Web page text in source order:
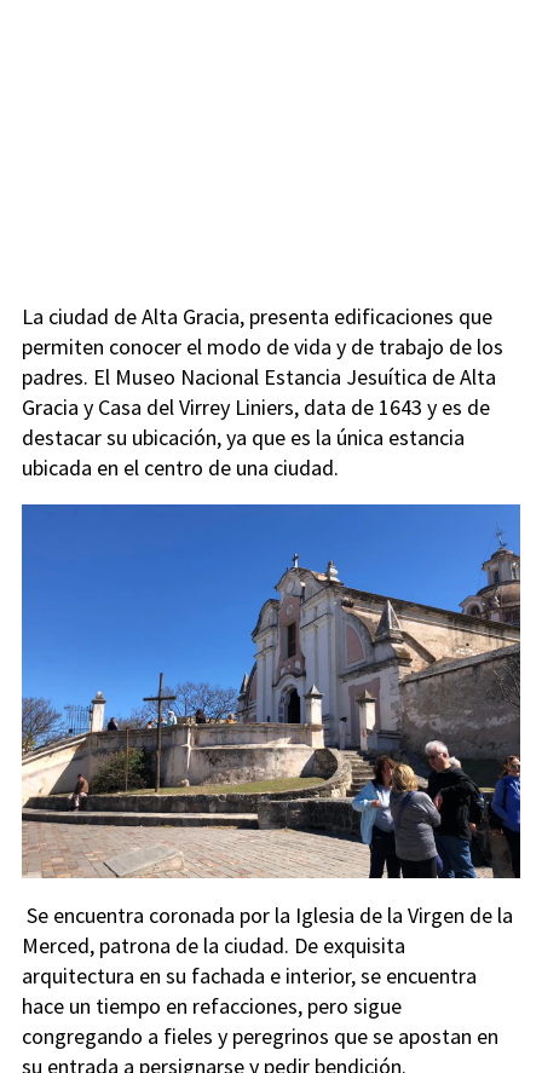
La ciudad de Alta Gracia, presenta edificaciones que
permiten conocer el modo de vida y de trabajo de los
padres. El Museo Nacional Estancia Jesuítica de Alta
Gracia y Casa del Virrey Liniers, data de 1643 y es de
destacar su ubicación, ya que es la única estancia
ubicada en el centro de una ciudad.
Se encuentra coronada por la Iglesia de la Virgen de la
Merced, patrona de la ciudad. De exquisita
arquitectura en su fachada e interior, se encuentra
hace un tiempo en refacciones, pero sigue
congregando a fieles y peregrinos que se apostan en
su entrada a persignarse y pedir bendición.